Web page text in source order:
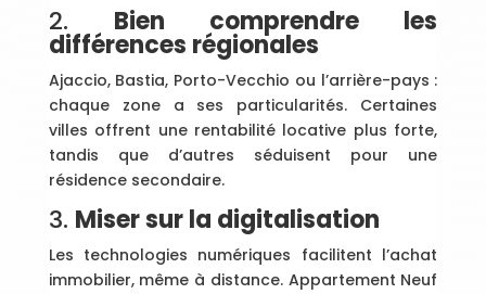
2. Bien comprendre les
différences régionales
Ajaccio, Bastia, Porto-Vecchio ou l’arrière-pays :
chaque zone a ses particularités. Certaines
villes offrent une rentabilité locative plus forte,
tandis que d’autres séduisent pour une
résidence secondaire.
3. Miser sur la digitalisation
Les technologies numériques facilitent l’achat
immobilier, même à distance. Appartement Neuf